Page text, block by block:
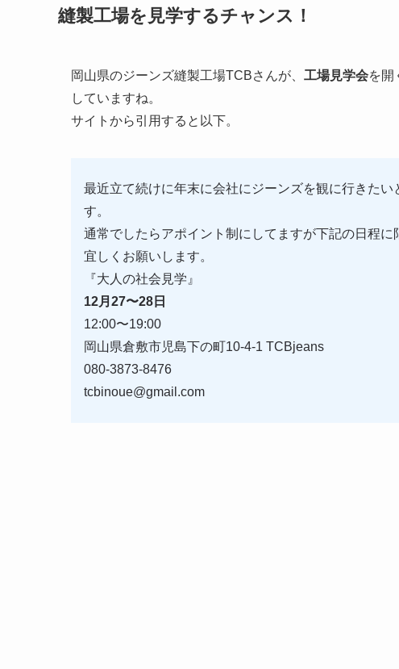
縫製工場を見学するチャンス！
岡山県のジーンズ縫製工場TCBさんが、 工場見学会を開
していますね。
サイトから引用すると以下。
最近立て続けに年末に会社にジーンズを観に行きた
す。
通常でしたらアポイント制にしてますが下記の日程に
宜しくお願いします。
『大人の社会見学』
12月27〜28日
12:00〜19:00
岡山県倉敷市児島下の町10-4-1 TCBjeans
080-3873-8476
tcbinoue@gmail.com